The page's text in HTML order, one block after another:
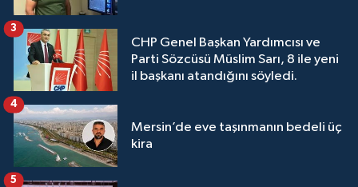
CHP Genel Başkan Yardımcısı ve
Parti Sözcüsü Müslim Sarı, 8 ile yeni
il başkanı atandığını söyledi.
3
Mersin’de eve taşınmanın bedeli üç
kira
4
5